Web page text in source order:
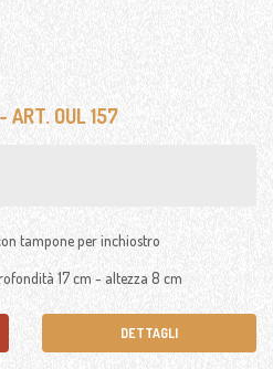
ART. OUL 157
tampone per inchiostro
17 cm - altezza 8 cm
DETTAGLI